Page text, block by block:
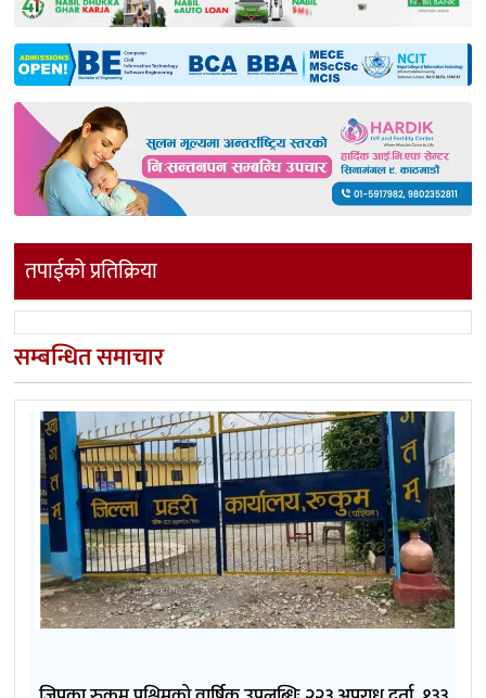
तपाईको प्रतिक्रिया
सम्बन्धित समाचार